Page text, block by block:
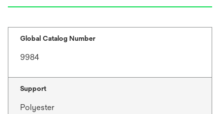
Global Catalog Number
9984
Support
Polyester